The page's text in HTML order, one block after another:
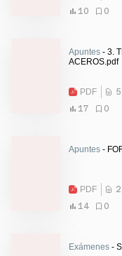
10
0
Apuntes - 3.
ACEROS.pdf
PDF
17
0
Apuntes -
PDF
14
0
Exámenes -